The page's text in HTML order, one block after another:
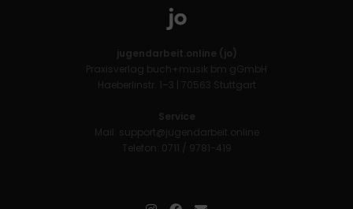
jugendarbeit.online (jo)
Praxisverlag buch+musik bm gGmbH
Haeberlinstr. 1–3 | 70563 Stuttgart
Service
Mail: support@jugendarbeit.online
Telefon: 0711 / 9781-419